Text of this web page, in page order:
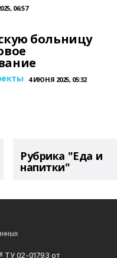
06:57
больницу
4 ИЮНЯ 2025, 05:32
Рубрика "Еда и
напитки"
ТУ 02-01793 от